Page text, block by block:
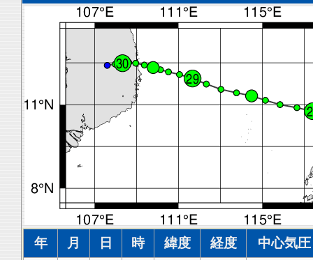
年 月 日 時 緯度 経度 中心気